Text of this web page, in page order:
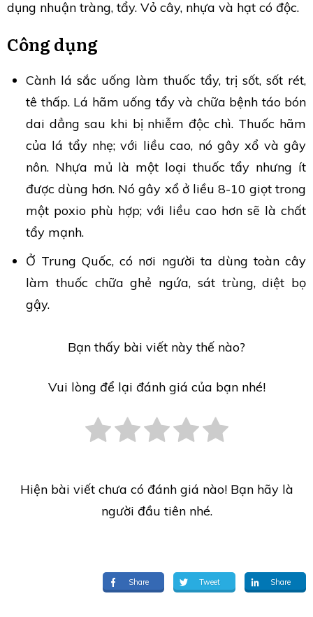
dụng nhuận tràng, tẩy. Vỏ cây, nhựa và hạt có độc.
Công dụng
Cành lá sắc uống làm thuốc tẩy, trị sốt, sốt rét,
tê thấp. Lá hãm uống tẩy và chữa bệnh táo bón
dai dẳng sau khi bị nhiễm độc chì. Thuốc hãm
của lá tẩy nhẹ; với liều cao, nó gây xổ và gây
nôn. Nhựa mủ là một loại thuốc tẩy nhưng ít
được dùng hơn. Nó gây xổ ở liều 8-10 giọt trong
một poxio phù hợp; với liều cao hơn sẽ là chất
tẩy mạnh.
Ở Trung Quốc, có nơi người ta dùng toàn cây
làm thuốc chữa ghẻ ngứa, sát trùng, diệt bọ
gậy.
Bạn thấy bài viết này thế nào?
Vui lòng để lại đánh giá của bạn nhé!
Hiện bài viết chưa có đánh giá nào! Bạn hãy là
người đầu tiên nhé.
Share Tweet Share